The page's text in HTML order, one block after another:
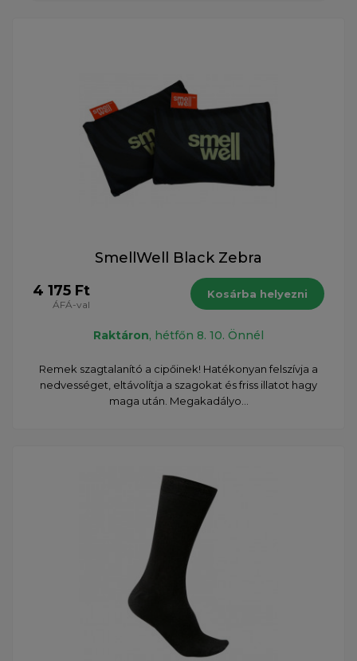
SmellWell Black Zebra
4 175 Ft
ÁFÁ-val
Kosárba helyezni
Raktáron, hétfőn 8. 10. Önnél
Remek szagtalanító a cipőinek! Hatékonyan felszívja a
nedvességet, eltávolítja a szagokat és friss illatot hagy
maga után. Megakadályo...